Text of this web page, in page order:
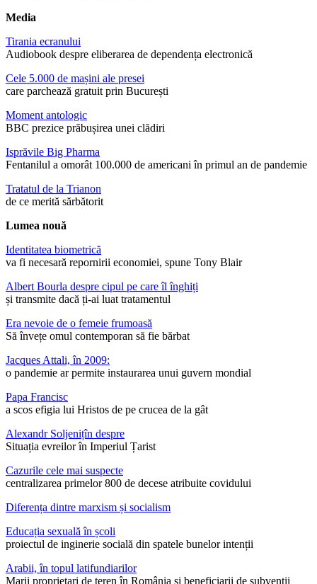
Media
Tirania ecranului
Audiobook despre eliberarea de dependența electronică
Cele 5.000 de mașini ale presei
care parchează gratuit prin București
Moment antologic
BBC prezice prăbușirea unei clădiri
Isprăvile Big Pharma
Fentanilul a omorât 100.000 de americani în primul an de pandemie
Tratatul de la Trianon
de ce merită sărbătorit
Lumea nouă
Identitatea biometrică
va fi necesară repornirii economiei, spune Tony Blair
Albert Bourla despre cipul pe care îl înghiți
și transmite dacă ți-ai luat tratamentul
Era nevoie de o femeie frumoasă
Să învețe omul contemporan să fie bărbat
Jacques Attali, în 2009:
o pandemie ar permite instaurarea unui guvern mondial
Papa Francisc
a scos efigia lui Hristos de pe crucea de la gât
Alexandr Soljenițîn despre
Situația evreilor în Imperiul Țarist
Cazurile cele mai suspecte
centralizarea primelor 800 de decese atribuite covidului
Diferența dintre marxism și socialism
Educația sexuală în școli
proiectul de inginerie socială din spatele bunelor intenții
Arabii, în topul latifundiarilor
Marii proprietari de teren în România și beneficiarii de subvenții